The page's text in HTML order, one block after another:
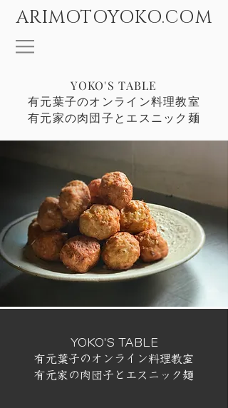
ARIMOTOYOKO.COM
​YOKO'S TABLE
有元葉子のオンライン料理教室
有元家の肉団子とエスニック麺
YOKO'S TABLE
有元葉子のオンライン料理教室
有元家の肉団子とエスニック麺